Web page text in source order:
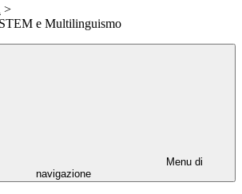
>
e Multilinguismo
Menu di
navigazione